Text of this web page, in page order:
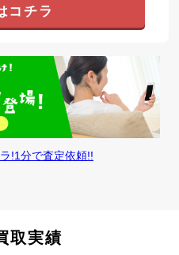
コチラ
取実績